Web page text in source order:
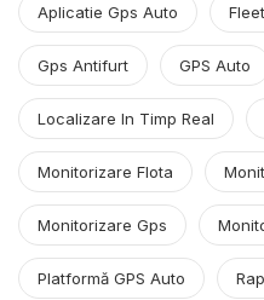
Aplicatie Gps Auto
Gps Antifurt GPS Auto
Localizare In Timp Real
Monitorizare Flota
Monitorizare Gps
Platformă GPS Auto